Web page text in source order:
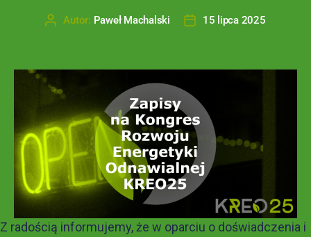
Autor: Paweł Machalski 15 lipca 2025
Z radością informujemy, że w oparciu o doświadczenia i